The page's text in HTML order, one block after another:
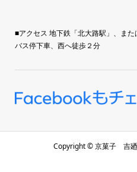
■アクセス 地下鉄「北大路駅」、また
バス停下車、西へ徒歩２分
Copyright ©京菓子 吉廼